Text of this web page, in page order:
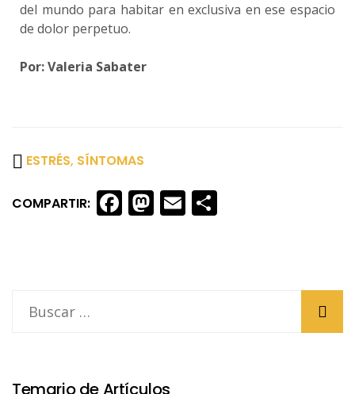
del mundo para habitar en exclusiva en ese espacio
de dolor perpetuo.
Por: Valeria Sabater
ESTRÉS, SÍNTOMAS
COMPARTIR: Facebook
Mastodon
Email
Temario de Artículos